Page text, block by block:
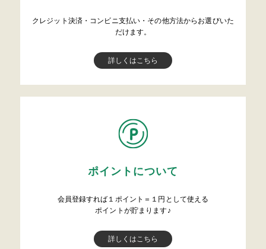
クレジット決済・コンビニ支払い・その他方法からお選びいた
だけます。
詳しくはこちら
ポイントについて
会員登録すれば１ポイント＝１円として使える
ポイントが貯まります♪
詳しくはこちら